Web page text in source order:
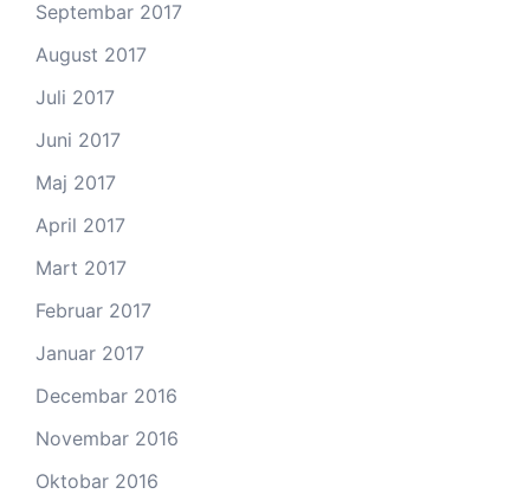
Septembar 2017
August 2017
Juli 2017
Juni 2017
Maj 2017
April 2017
Mart 2017
Februar 2017
Januar 2017
Decembar 2016
Novembar 2016
Oktobar 2016